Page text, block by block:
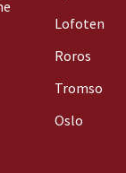
Lofoten
Roros
Tromso
Oslo